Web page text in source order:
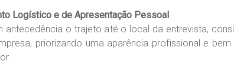
Logístico e de Apresentação Pessoal
antecedência o trajeto até o local da entrevista,
priorizando uma aparência profissional e